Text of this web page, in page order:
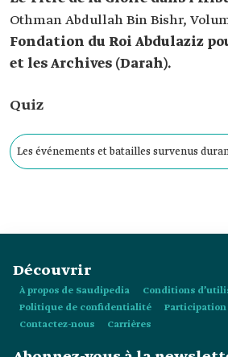
Othman Abdullah Bin Bishr,
Fondation du Roi Abdulaziz
et les Archives (Darah).
Quiz
Les événements et batailles survenus
Saoud, ont été tués.
Découvrir
À propos de Saudipedia
Conditions
Politique de confidentialité
Contactez-nous
Carrières